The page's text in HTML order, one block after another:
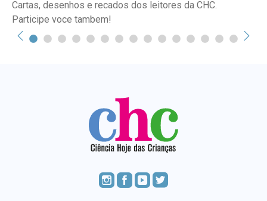
Cartas, desenhos e recados dos leitores da CHC.
Participe voce tambem!